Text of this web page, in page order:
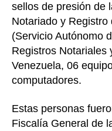
sellos de presión de
Notariado y
(Servicio Autónomo
Registros Notariales
Venezuela, 06
computadores.
Estas personas
Fiscalía General de